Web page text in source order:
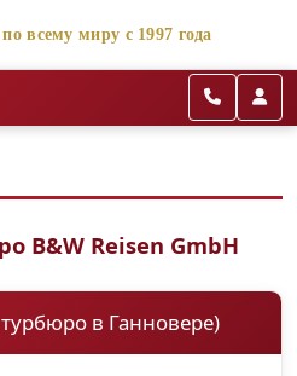
всему миру с 1997 года
B&W Reisen GmbH
в Ганновере)